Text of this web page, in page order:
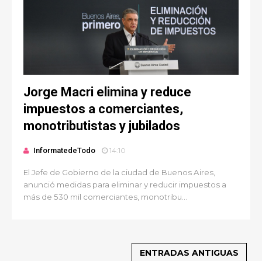
Jorge Macri elimina y reduce
impuestos a comerciantes,
monotributistas y jubilados
InformatedeTodo 14:10
El Jefe de Gobierno de la ciudad de Buenos Aires,
anunció medidas para eliminar y reducir impuestos a
más de 530 mil comerciantes, monotribu...
ENTRADAS ANTIGUAS